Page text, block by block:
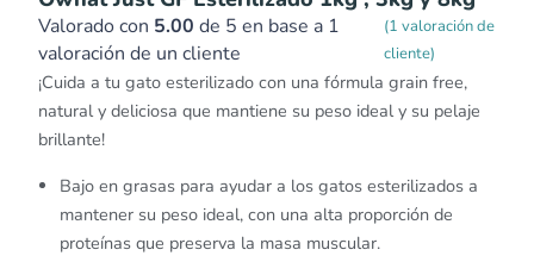
Valorado con 5.00 de 5 en base a 1
valoración de un cliente
(1 valoración de
cliente)
¡Cuida a tu gato esterilizado con una fórmula grain free,
natural y deliciosa que mantiene su peso ideal y su pelaje
brillante!
Bajo en grasas para ayudar a los gatos esterilizados a
mantener su peso ideal, con una alta proporción de
proteínas que preserva la masa muscular.